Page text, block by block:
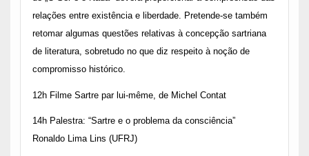
relações entre existência e liberdade. Pretende-se também
retomar algumas questões relativas à concepção sartriana
de literatura, sobretudo no que diz respeito à noção de
compromisso histórico.
12h Filme Sartre par lui-même, de Michel Contat
14h Palestra: “Sartre e o problema da consciência”
Ronaldo Lima Lins (UFRJ)